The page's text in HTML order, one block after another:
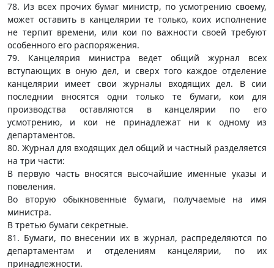
78. Из всех прочих бумаг министр, по усмотрению своему,
может оставить в канцелярии те только, коих исполнение
не терпит времени, или кои по важности своей требуют
особенного его распоряжения.
79. Канцелярия министра ведет общий журнал всех
вступающих в оную дел, и сверх того каждое отделение
канцелярии имеет свои журналы входящих дел. В сии
последнии вносятся одни только те бумаги, кои для
производства оставляются в канцелярии по его
усмотрению, и кои не принадлежат ни к одному из
департаментов.
80. Журнал для входящих дел общий и частный разделяется
на три части:
В первую часть вносятся высочайшие именные указы и
повеления.
Во вторую обыкновенные бумаги, получаемые на имя
министра.
В третью бумаги секретные.
81. Бумаги, по внесении их в журнал, распределяются по
департаментам и отделениям канцелярии, по их
принадлежности.